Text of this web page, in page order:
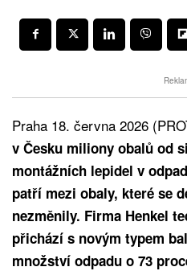
Praha 18. června 2026
v Česku miliony obalů od
montážních lepidel v
patří mezi obaly, které se
nezměnily. Firma Henkel
přichází s novým typem
množství odpadu o 73